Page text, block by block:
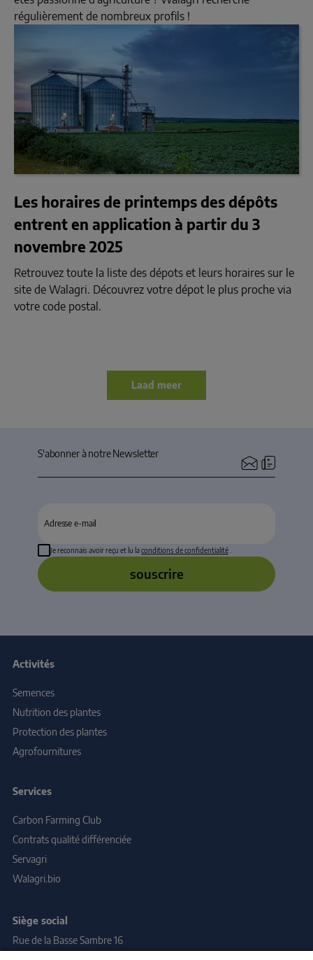
régulièrement de nombreux profils !
Les horaires de printemps des dépôts
entrent en application à partir du 3
novembre 2025
Retrouvez toute la liste des dépots et leurs horaires sur le
site de Walagri. Découvrez votre dépot le plus proche via
votre code postal.
Laad meer
S'abonner à notre Newsletter
Je reconnais avoir reçu et lu laconditions de confidentialité
souscrire
Activités
Semences
Nutrition des plantes
Protection des plantes
Agrofournitures
Services
Carbon Farming Club
Contrats qualité différenciée
Servagri
Walagri.bio
Siège social
Rue de la Basse Sambre 16